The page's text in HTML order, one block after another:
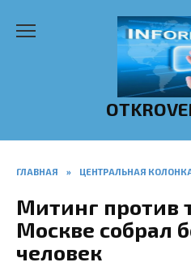
ГЛАВНАЯ » ЦЕНТРАЛЬНАЯ
Митинг против
Москве собрал
человек